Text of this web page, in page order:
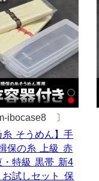
ibocase8 〕
糸 そうめん】手
保の糸 上級 赤
特級 黒帯 新4
試しセット 保